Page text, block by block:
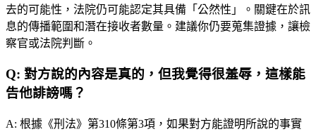
去的可能性，法院仍可能認定其具備「公然性」。關鍵在於訊
息的傳播範圍和潛在接收者數量。建議你仍要蒐集證據，讓檢
察官或法院判斷。
Q: 對方說的內容是真的，但我覺得很羞辱，這樣能
告他誹謗嗎？
A: 根據《刑法》第310條第3項，如果對方能證明所說的事實